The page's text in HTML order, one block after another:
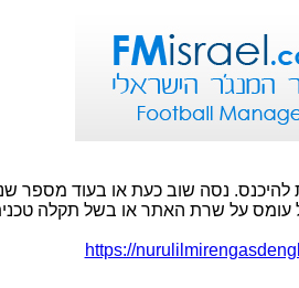
להיכנס. נסה שוב כעת או בעוד מספר
עומס על שרת האתר או בשל תקלה
https://